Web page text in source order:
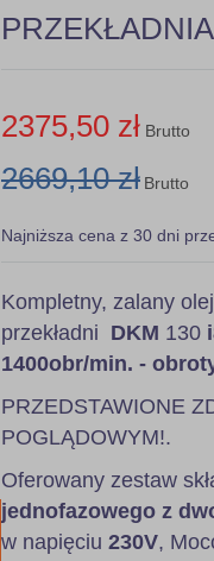
2375,50 zł Brutto
2669,10 zł Brutto
Najniższa cena z 30 dni
Kompletny, zalany
przekładni DKM 130
1400obr/min. -
PRZEDSTAWIONE
POGLĄDOWYM!.
Oferowany zestaw
jednofazowego z
w napięciu 230V,